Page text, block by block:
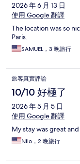
2026 年 6 月 13 日
使用 Google 翻譯
The location was so
Paris.
SAMUEL，3 晚旅行
旅客真實評論
10/10 好極了
2026 年 5 月 5 日
使用 Google 翻譯
My stay was great
Nilo，2 晚旅行